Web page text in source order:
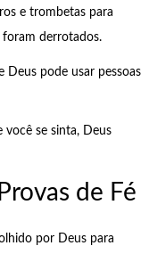
e trombetas para
derrotados.
Deus pode usar pessoas
se sinta, Deus
de Fé
por Deus para